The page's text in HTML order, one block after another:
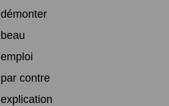
démonter
beau
emploi
par contre
explication